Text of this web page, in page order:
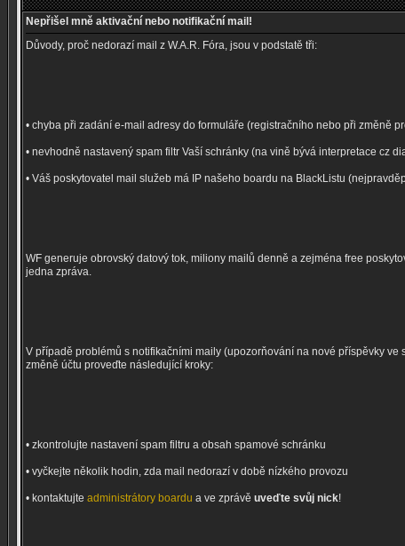
Nepřišel mně aktivační nebo notifikační mail!
Důvody, proč nedorazí mail z W.A.R. Fóra, jsou v podstatě tři:
• chyba při zadání e-mail adresy do formuláře (registračního nebo při změně
• nevhodně nastavený spam filtr Vaší schránky (na vině bývá interpretace cz
• Váš poskytovatel mail služeb má IP našeho boardu na BlackListu
WF generuje obrovský datový tok, miliony mailů denně a zejména free
jedna zpráva.
V případě problémů s notifikačními maily (upozorňování na nové příspěvky
změně účtu proveďte následující kroky:
• zkontrolujte nastavení spam filtru a obsah spamové schránku
• vyčkejte několik hodin, zda mail nedorazí v době nízkého provozu
• kontaktujte administrátory boardu a ve zprávě uveďte svůj nick!